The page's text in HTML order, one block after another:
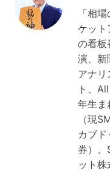
「相
ケット
の看板
演、新
アナリ
ト、
年生ま
（現
カブ
券）、
ット株